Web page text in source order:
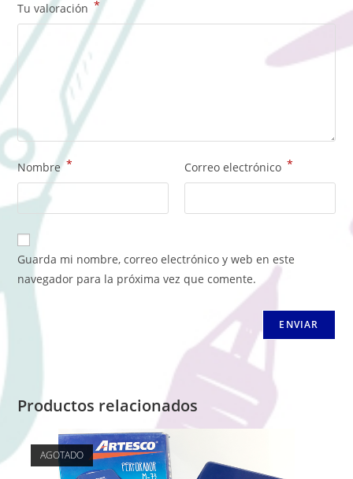
Tu valoración *
Nombre* Correo electrónico *
Guarda mi nombre, correo electrónico y web en este
navegador para la próxima vez que comente.
Productos relacionados
AGOTADO